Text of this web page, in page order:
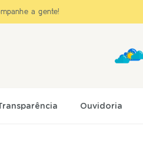
a gente!
Ouvidoria